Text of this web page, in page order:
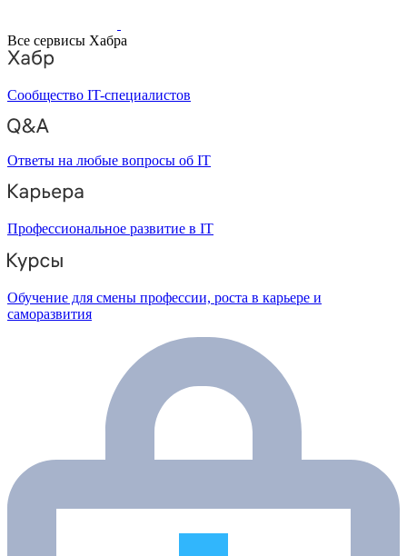
Все сервисы Хабра
Сообщество IT-специалистов
Ответы на любые вопросы об IT
Профессиональное развитие в IT
Обучение для смены профессии, роста в карьере и
саморазвития